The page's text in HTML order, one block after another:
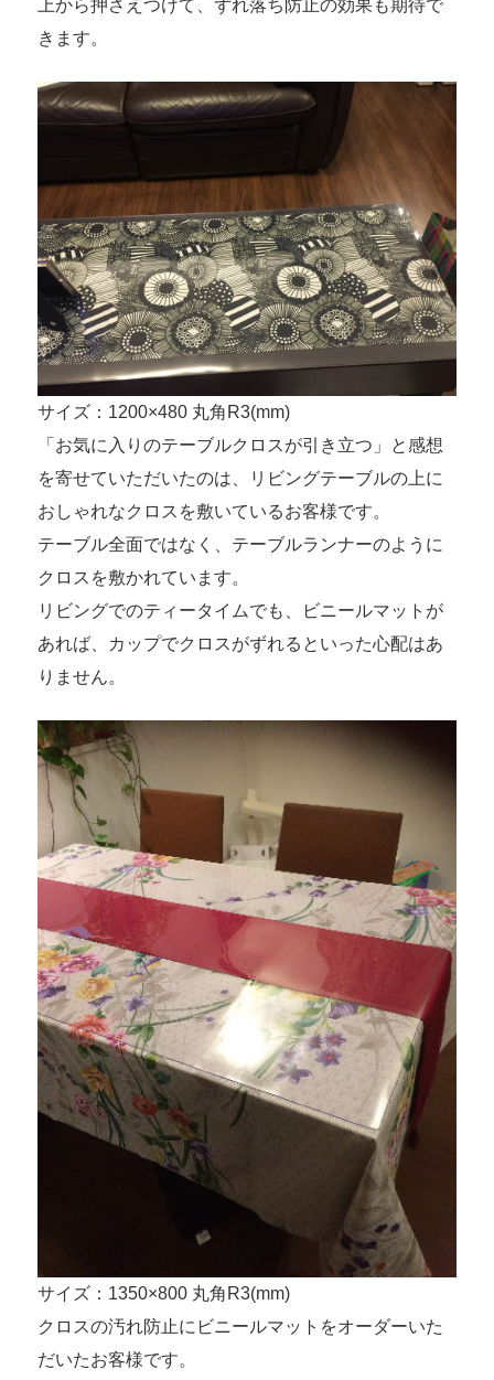
上から押さえつけて、ずれ落ち防止の効果も期待で
きます。
サイズ：1200×480 丸角R3(mm)
「お気に入りのテーブルクロスが引き立つ」と感想
を寄せていただいたのは、リビングテーブルの上に
おしゃれなクロスを敷いているお客様です。
テーブル全面ではなく、テーブルランナーのように
クロスを敷かれています。
リビングでのティータイムでも、ビニールマットが
あれば、カップでクロスがずれるといった心配はあ
りません。
サイズ：1350×800 丸角R3(mm)
クロスの汚れ防止にビニールマットをオーダーいた
だいたお客様です。